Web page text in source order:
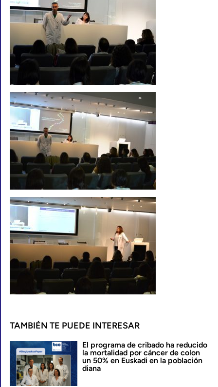
TAMBIÉN TE PUEDE INTERESAR
El programa de cribado ha reducido
la mortalidad por cáncer de colon
un 50% en Euskadi en la población
diana